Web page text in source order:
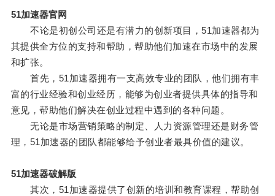
51加速器官网
不论是初创公司还是有潜力的创新项目，51加速器都为
其提供全方位的支持和帮助，帮助他们加速在市场中的发展
和扩张。
首先，51加速器拥有一支高效专业的团队，他们拥有丰
富的行业经验和创业经历，能够为创业者提供具体的指导和
意见，帮助他们解决在创业过程中遇到的各种问题。
无论是市场营销策略的制定、人力资源管理还是财务管
理，51加速器的团队都能够给予创业者最具价值的建议。
51加速器破解版
其次，51加速器提供了创新的培训和教育课程，帮助创